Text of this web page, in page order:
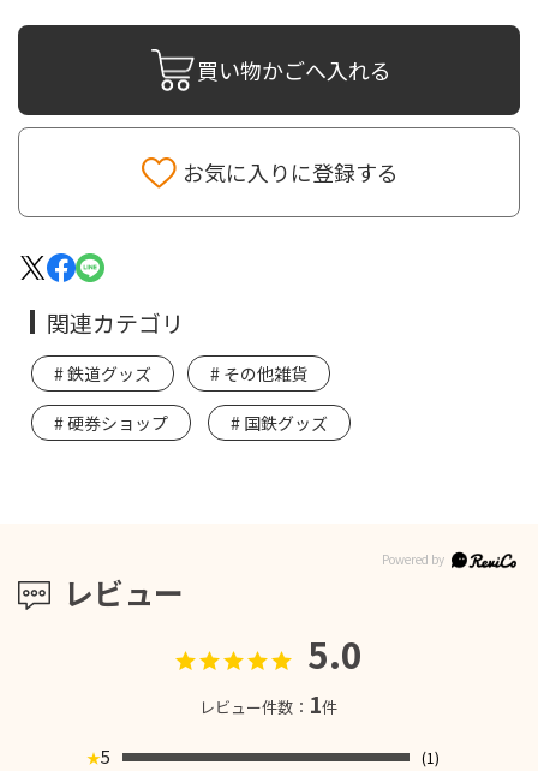
買い物かごへ入れる
お気に入りに登録する
レビュー
5.0
レビュー件数： 1件
★5
(1)
関連カテゴリ
鉄道グッズ その他雑貨
硬券ショップ 国鉄グッズ